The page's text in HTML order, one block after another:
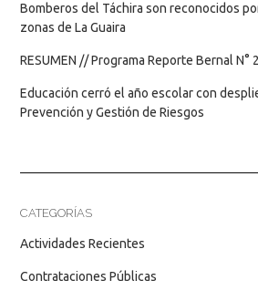
Bomberos del Táchira son reconocidos
zonas de La Guaira
RESUMEN // Programa Reporte Bernal N°
Educación cerró el año escolar con
Prevención y Gestión de Riesgos
CATEGORÍAS
Actividades Recientes
Contrataciones Públicas